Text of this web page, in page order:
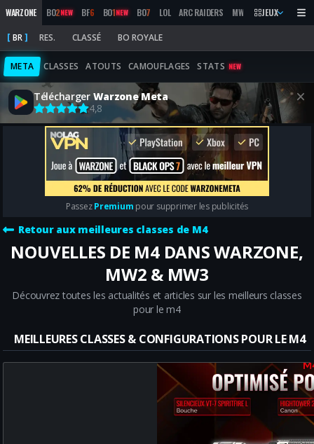
WARZONE BO2NEW BF6 BO1NEW BO7 LOL ARC RAIDERS MW 2019 MARATHON
JEUX
BR RES. CLASSÉ BO ROYALE
META CLASSES ATOUTS CAMOUFLAGES STATS NEW
Télécharger Warzone Meta
4,8
PassezPremium pour supprimer les publicités
Retour aux meilleures classes de M4
NOUVELLES DE M4 DANS WARZONE,
MW2 & MW3
Découvrez toutes les actualités et articles sur les meilleurs classes
pour le m4
MEILLEURES CLASSES & CONFIGURATIONS POUR LE M4